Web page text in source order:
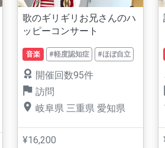
歌のギリギリお兄さんのハ
ッピーコンサート
音楽 #軽度認知症 #ほぼ自立
開催回数95件
訪問
岐阜県 三重県 愛知県
¥16,200